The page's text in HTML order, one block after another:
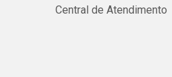
Central de Atendimento